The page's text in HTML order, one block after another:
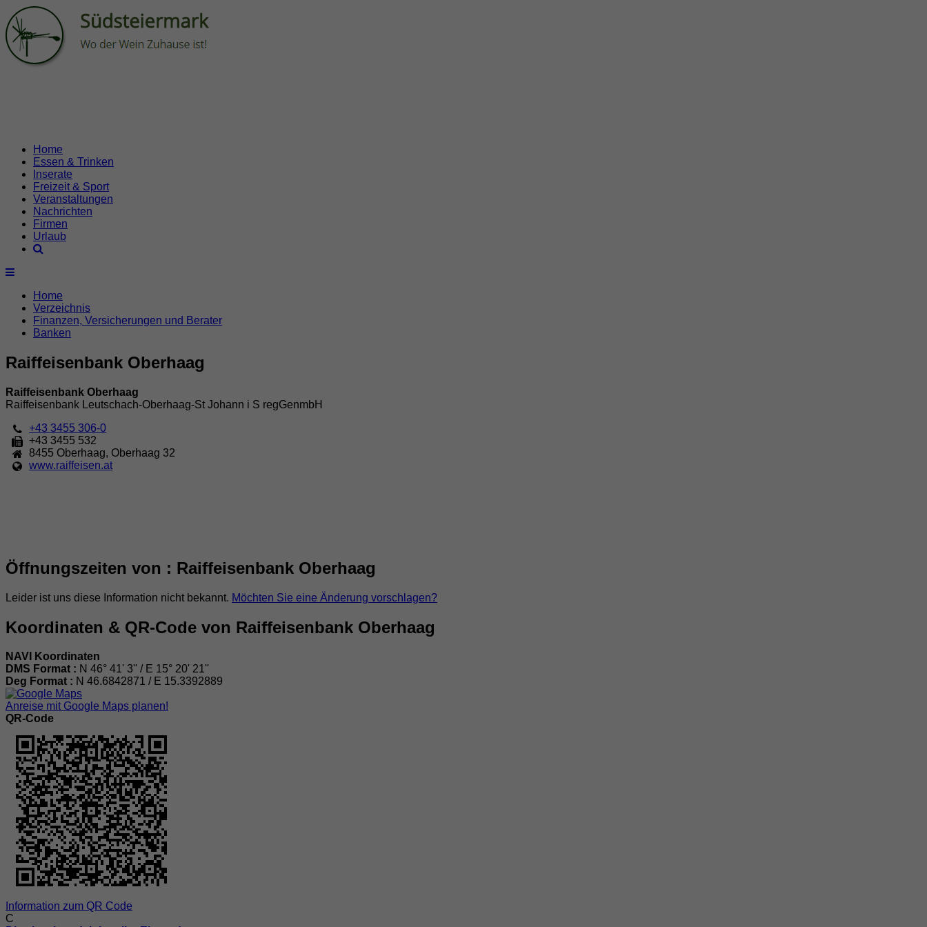
Home
Essen & Trinken
Inserate
Freizeit & Sport
Veranstaltungen
Nachrichten
Firmen
Urlaub
Home
Verzeichnis
Finanzen, Versicherungen und Berater
Banken
Raiffeisenbank Oberhaag
Raiffeisenbank Oberhaag
Raiffeisenbank Leutschach-Oberhaag-St Johann i S regGenmbH
+43 3455 306-0
+43 3455 532
8455 Oberhaag, Oberhaag 32
www.raiffeisen.at
Öffnungszeiten von : Raiffeisenbank Oberhaag
Leider ist uns diese Information nicht bekannt. Möchten Sie eine Änderung vorschlagen?
Koordinaten & QR-Code von Raiffeisenbank Oberhaag
NAVI Koordinaten
DMS Format : N 46° 41' 3'' / E 15° 20' 21''
Deg Format : N 46.6842871 / E 15.3392889
Anreise mit Google Maps planen!
QR-Code
Information zum QR Code
C